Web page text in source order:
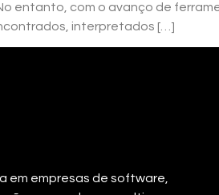
entanto, com o avanço de
interpretados […]
em empresas de software,